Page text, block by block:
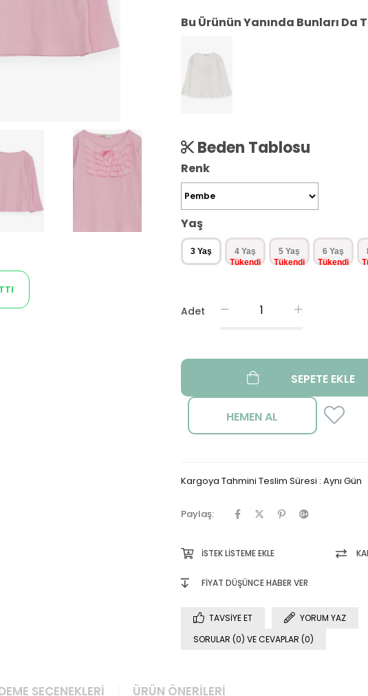
Bu Ürünün Yanında Bunları Da
Beden Tablosu
Renk
Yaş
3 Yaş 4 Yaş 5 Yaş 6 Yaş
Adet
Kargoya Tahmini Teslim Süresi : Aynı Gün
Paylaş:
İSTEK LISTEME EKLE
FIYAT DÜŞÜNCE HABER VER
TAVSIYE ET
YORUM YAZ
SORULAR (0) VE CEVAPLAR (0)
SEÇENEKLERI ÜRÜN ÖNERILERI